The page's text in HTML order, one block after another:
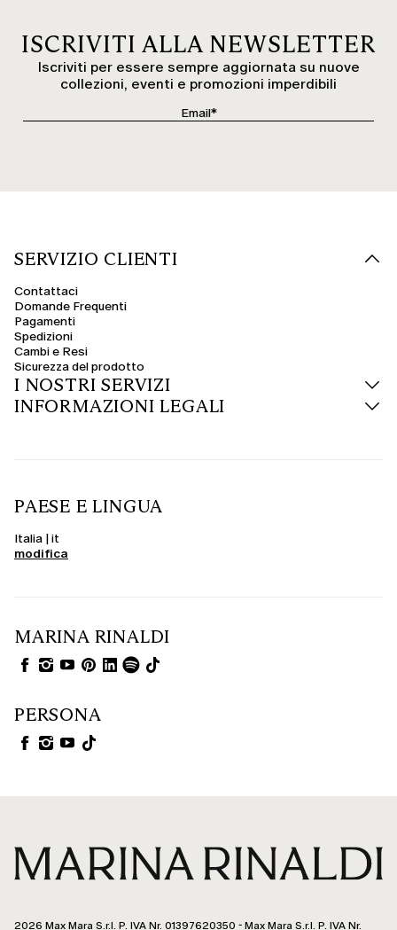
ISCRIVITI ALLA NEWSLETTER
Iscriviti per essere sempre aggiornata su nuove
collezioni, eventi e promozioni imperdibili
SERVIZIO CLIENTI
Contattaci
Domande Frequenti
Pagamenti
Spedizioni
Cambi e Resi
Sicurezza del prodotto
I NOSTRI SERVIZI
INFORMAZIONI LEGALI
PAESE E LINGUA
Italia | it
modifica
MARINA RINALDI
PERSONA
2026 Max Mara S.r.l. P. IVA Nr. 01397620350 - Max Mara S.r.l. P. IVA Nr.